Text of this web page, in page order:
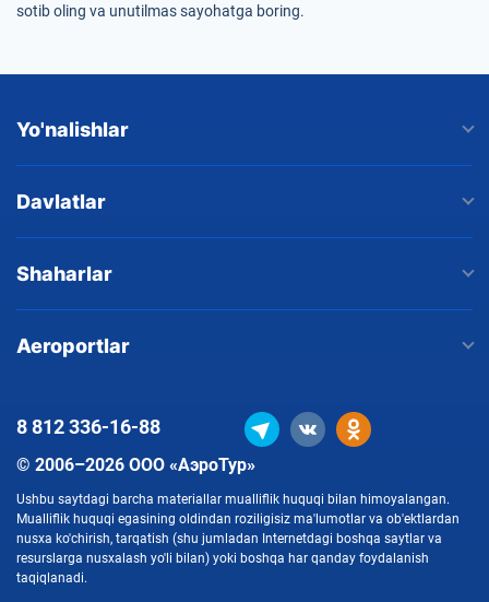
sotib oling va unutilmas sayohatga boring.
Yo'nalishlar
Davlatlar
Shaharlar
Aeroportlar
© 2006–2026 ООО «АэроТур»
Ushbu saytdagi barcha materiallar mualliflik huquqi bilan himoyalangan.
Mualliflik huquqi egasining oldindan roziligisiz ma'lumotlar va ob'ektlardan
nusxa ko'chirish, tarqatish (shu jumladan Internetdagi boshqa saytlar va
resurslarga nusxalash yo'li bilan) yoki boshqa har qanday foydalanish
taqiqlanadi.
8 812336-16-88